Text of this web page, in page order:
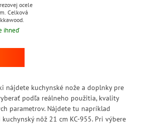
ocele
Celková
ihneď
nájdete kuchynské nože a doplnky pre
podľa reálneho použitia, kvality
parametrov. Nájdete tu napríklad
nôž 21 cm KC-955. Pri výbere